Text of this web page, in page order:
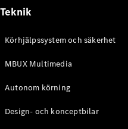
Mercedes-
Roadster
Maybach SL
Monogram
Series
Teknik
Körhjälpssystem och säkerhet
MBUX Multimedia
Autonom körning
Design- och konceptbilar